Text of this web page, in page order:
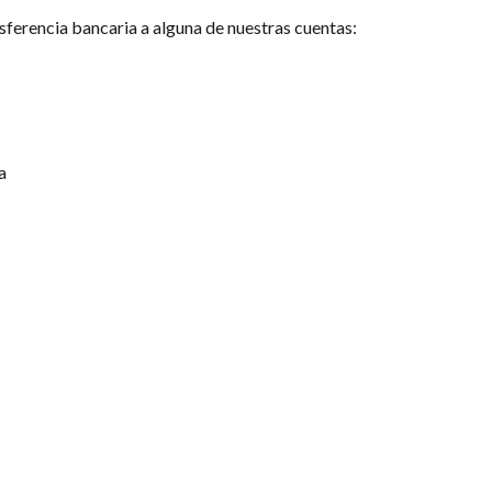
bancaria a alguna de nuestras cuentas: